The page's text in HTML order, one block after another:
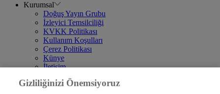
Kurumsal
Doğuş Yayın Grubu
İzleyici Temsilciliği
KVKK Politikası
Kullanım Koşulları
Çerez Politikası
Künye
İletişim
DYG Televizyonlar
Gizliliğinizi Önemsiyoruz